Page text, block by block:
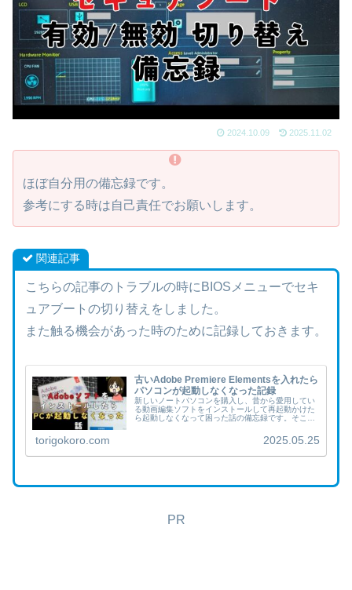
2024.10.09 2025.11.02
ほぼ自分用の備忘録です。
参考にする時は自己責任でお願いします。
関連記事
こちらの記事のトラブルの時にBIOSメニューでセキ
ュアブートの切り替えをしました。
また触る機会があった時のために記録しておきます。
古いAdobe Premiere Elementsを入れたら
パソコンが起動しなくなった記録
新しいノートパソコンを購入し、昔から愛用してい
る動画編集ソフトをインストールして再起動かけた
ら起動しなくなって困った話の備忘録です。そこに
と、システムの復元でパソコンは元通りに回復させ
torigokoro.com 2025.05.25
PR